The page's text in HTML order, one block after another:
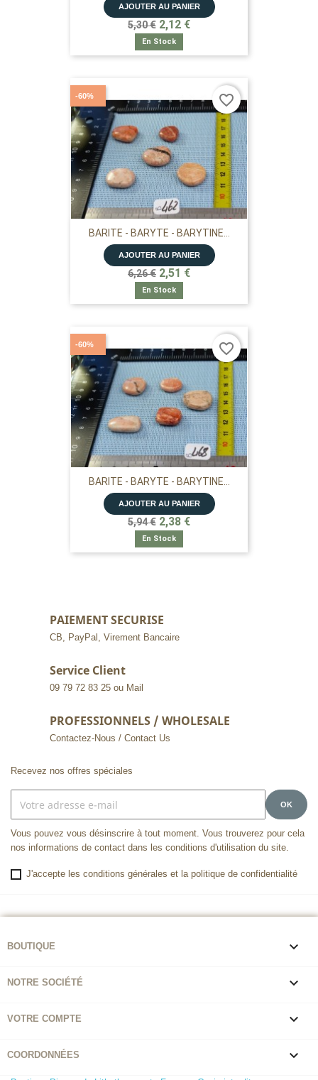
AJOUTER AU PANIER
5,30 € 2,12 €
En Stock
BARITE - BARYTE - BARYTINE...
AJOUTER AU PANIER
6,26 € 2,51 €
En Stock
-60% favorite_border
BARITE - BARYTE - BARYTINE...
AJOUTER AU PANIER
5,94 € 2,38 €
En Stock
-60% favorite_border
PAIEMENT SECURISE
CB, PayPal, Virement Bancaire
Service Client
09 79 72 83 25 ou Mail
PROFESSIONNELS / WHOLESALE
Contactez-Nous / Contact Us
Recevez nos offres spéciales
Vous pouvez vous désinscrire à tout moment. Vous trouverez pour cela
nos informations de contact dans les conditions d'utilisation du site.
J'accepte les conditions générales et la politique de confidentialité
BOUTIQUE 
NOTRE SOCIÉTÉ 
VOTRE COMPTE 
COORDONNÉES 